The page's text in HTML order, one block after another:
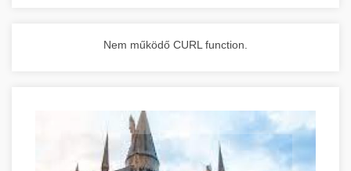
Nem működő CURL function.